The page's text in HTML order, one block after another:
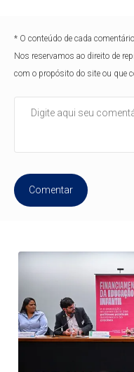
* O conteúdo de cada
Nos reservamos ao direito de
com o propósito do site ou que
Comentar